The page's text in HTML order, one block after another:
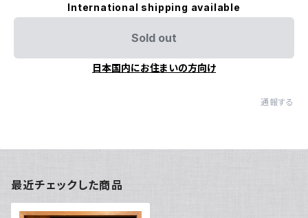
International shipping available
Sold out
日本国内にお住まいの方向け
通報する
最近チェックした商品